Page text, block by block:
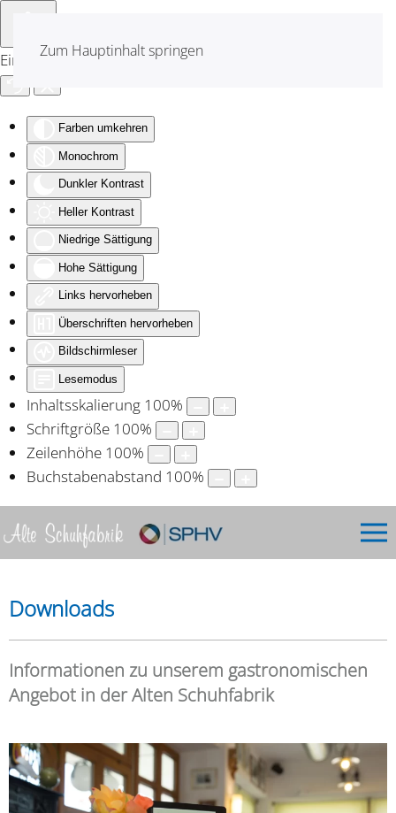
Eingabehilfen öffnen
Farben umkehren
Monochrom
Dunkler Kontrast
Heller Kontrast
Niedrige Sättigung
Hohe Sättigung
Links hervorheben
Überschriften hervorheben
Bildschirmleser
Lesemodus
Inhaltsskalierung 100%
Schriftgröße 100%
Zeilenhöhe 100%
Buchstabenabstand 100%
Zum Hauptinhalt springen
Downloads
Informationen zu unserem gastronomischen
Angebot in der Alten Schuhfabrik